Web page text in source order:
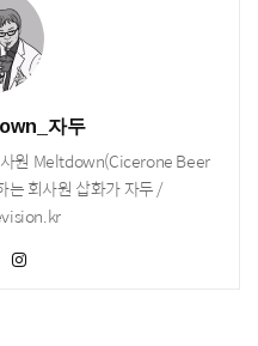
자두
원 Meltdown(Cicerone Beer
는 회사원 삽화가 자두 /